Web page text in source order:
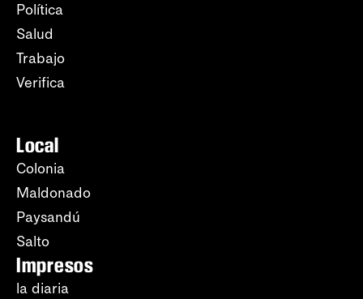
Política
Salud
Trabajo
Verifica
Local
Colonia
Maldonado
Paysandú
Salto
Impresos
la diaria